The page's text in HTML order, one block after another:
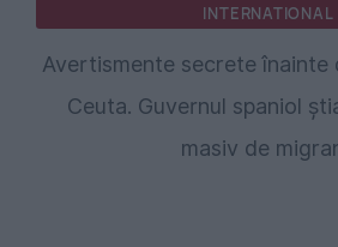
INTERNATIONAL
Avertismente secrete înainte
Ceuta. Guvernul spaniol
masiv de